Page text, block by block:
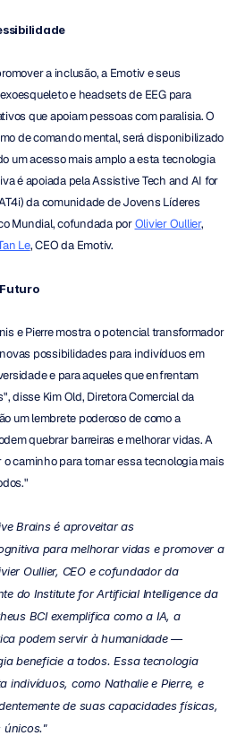
a inclusão, a Emotiv e seus
e headsets de EEG para
que apoiam pessoas com paralisia. O
de comando mental, será disponibilizado
um acesso mais amplo a esta tecnologia
é apoiada pela Assistive Tech and AI for
da comunidade de Jovens Líderes
Mundial, cofundada por Olivier Oullier,
Le, CEO da Emotiv.
e Pierre mostra o potencial transformador
possibilidades para indivíduos em
e para aqueles que enfrentam
disse Kim Old, Diretora Comercial da
um lembrete poderoso de como a
quebrar barreiras e melhorar vidas. A
o caminho para tornar essa tecnologia mais
Brains é aproveitar as
para melhorar vidas e promover a
Oullier, CEO e cofundador da
do Institute for Artificial Intelligence da
BCI exemplifica como a IA, a
podem servir à humanidade —
beneficie a todos. Essa tecnologia
indivíduos, como Nathalie e Pierre, e
de suas capacidades físicas,
únicos."